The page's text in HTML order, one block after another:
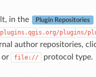
in the Plugin Repositories
plugins/
author repositories,
or file:// protocol type.